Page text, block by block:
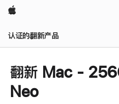
Apple
认证的翻新产品
翻新 Mac -
Neo